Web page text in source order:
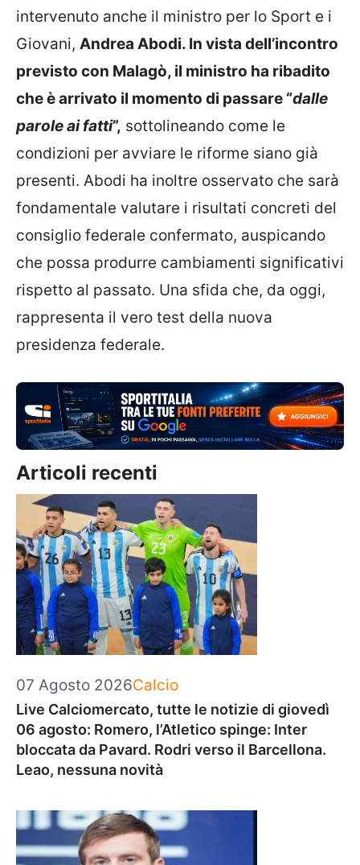
intervenuto anche il ministro per lo Sport e i
Giovani, Andrea Abodi. In vista dell’incontro
previsto con Malagò, il ministro ha ribadito
che è arrivato il momento di passare “dalle
parole ai fatti”, sottolineando come le
condizioni per avviare le riforme siano già
presenti. Abodi ha inoltre osservato che sarà
fondamentale valutare i risultati concreti del
consiglio federale confermato, auspicando
che possa produrre cambiamenti significativi
rispetto al passato. Una sfida che, da oggi,
rappresenta il vero test della nuova
presidenza federale.
Articoli recenti
07 Agosto 2026Categorie
Calcio
Live Calciomercato, tutte le notizie di giovedì
06 agosto: Romero, l’Atletico spinge: Inter
bloccata da Pavard. Rodri verso il Barcellona.
Leao, nessuna novità